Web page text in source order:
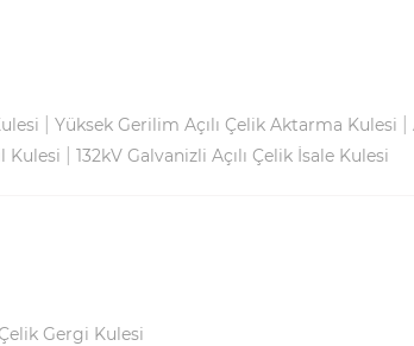
Yüksek Gerilim Açılı Çelik Aktarma Kulesi
Kulesi 132kV Galvanizli Açılı Çelik İsale Kulesi
Çelik Gergi Kulesi